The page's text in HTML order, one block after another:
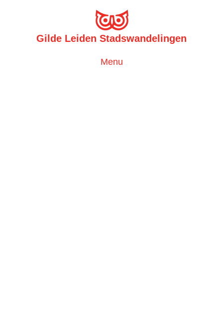
Gilde Leiden Stadswandelingen
Toggle
Menu